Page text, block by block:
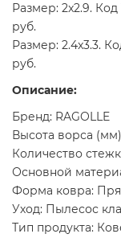
Размер: 2x2.9.
руб.
Размер: 2.4x3.3.
руб.
Описание:
Бренд: RAGOLLE
Высота ворса (мм):
Количество
Основной
Форма ковра:
Уход: Пылесос
Тип продукта: